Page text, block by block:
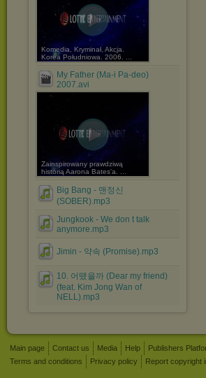
Komedia, Kryminał, Akcja.
Korea Południowa. 2006. ...
My Father (Ma-i Pa-deo)
2007.avi
Zainspirowany prawdziwą
historią Aarona Bates'a. ...
Big Bang - 맨정신
(SOBER).mp3
Jungkook - We don t talk
anymore.mp3
Jimin - 약속 (Promise).mp3
10. 어땠을까 (Dear my friend)
(feat. Kim Jong Wan of
NELL).mp3
Main page Contact us Media Help
Publishers
Terms and conditions
Privacy policy Report copyright